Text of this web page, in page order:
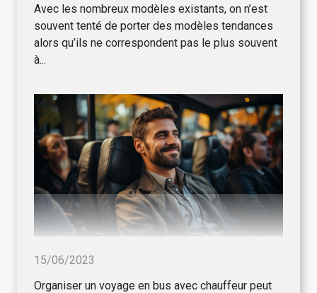
Avec les nombreux modèles existants, on n’est
souvent tenté de porter des modèles tendances
alors qu’ils ne correspondent pas le plus souvent
à...
15/06/2023
Organiser un voyage en bus avec chauffeur peut